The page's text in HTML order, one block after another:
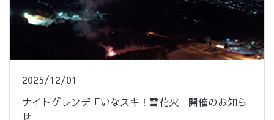
2025/12/01
ナイトゲレンデ「いなスキ！雪花火」開催のお知ら
せ